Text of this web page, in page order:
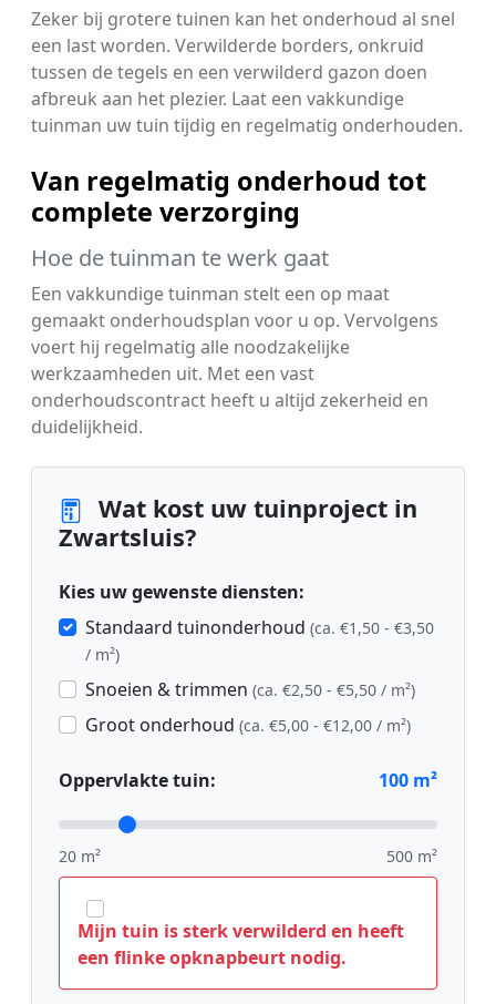
Zeker bij grotere tuinen kan het onderhoud al snel
een last worden. Verwilderde borders, onkruid
tussen de tegels en een verwilderd gazon doen
afbreuk aan het plezier. Laat een vakkundige
tuinman uw tuin tijdig en regelmatig onderhouden.
Van regelmatig onderhoud tot
complete verzorging
Hoe de tuinman te werk gaat
Een vakkundige tuinman stelt een op maat
gemaakt onderhoudsplan voor u op. Vervolgens
voert hij regelmatig alle noodzakelijke
werkzaamheden uit. Met een vast
onderhoudscontract heeft u altijd zekerheid en
duidelijkheid.
Wat kost uw tuinproject in
Zwartsluis?
Kies uw gewenste diensten:
Standaard tuinonderhoud (ca. €1,50 - €3,50
/ m²)
Snoeien & trimmen (ca. €2,50 - €5,50 / m²)
Groot onderhoud (ca. €5,00 - €12,00 / m²)
Oppervlakte tuin: 100 m²
20 m² 500 m²
Mijn tuin is sterk verwilderd en heeft
een flinke opknapbeurt nodig.